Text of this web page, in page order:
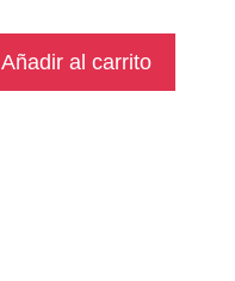
Añadir al carrito